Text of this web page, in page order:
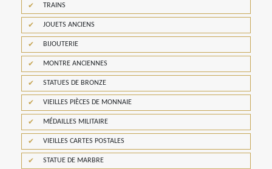
TRAINS
JOUETS ANCIENS
BIJOUTERIE
MONTRE ANCIENNES
STATUES DE BRONZE
VIEILLES PIÈCES DE MONNAIE
MÉDAILLES MILITAIRE
VIEILLES CARTES POSTALES
STATUE DE MARBRE